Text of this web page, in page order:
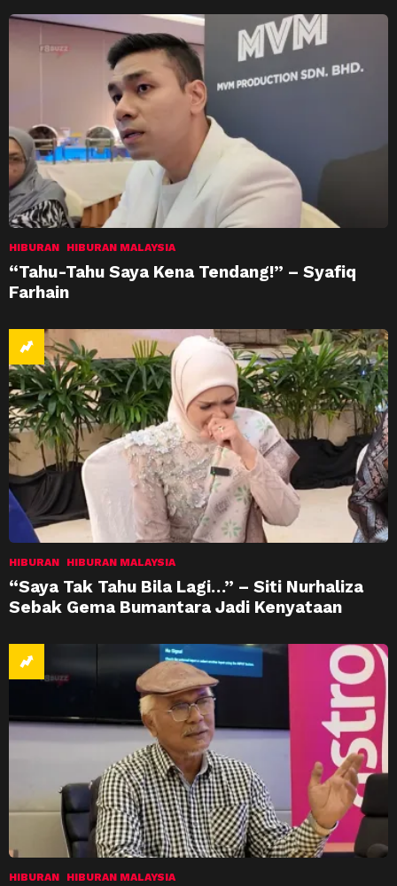
HIBURAN HIBURAN MALAYSIA
“Tahu-Tahu Saya Kena Tendang!” – Syafiq
Farhain
HIBURAN HIBURAN MALAYSIA
“Saya Tak Tahu Bila Lagi…” – Siti Nurhaliza
Sebak Gema Bumantara Jadi Kenyataan
HIBURAN HIBURAN MALAYSIA